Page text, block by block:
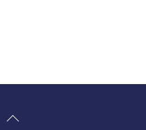
Back